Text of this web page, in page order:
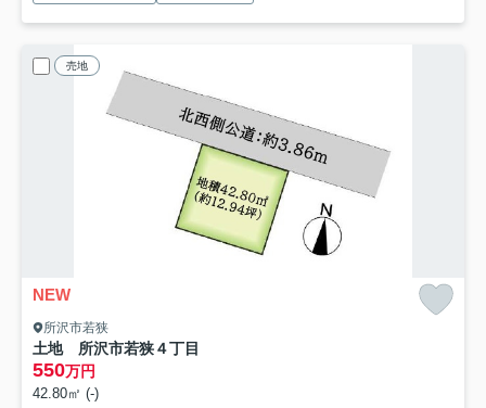
売地
NEW
所沢市若狭
土地 所沢市若狭４丁目
550万円
42.80㎡ (-)